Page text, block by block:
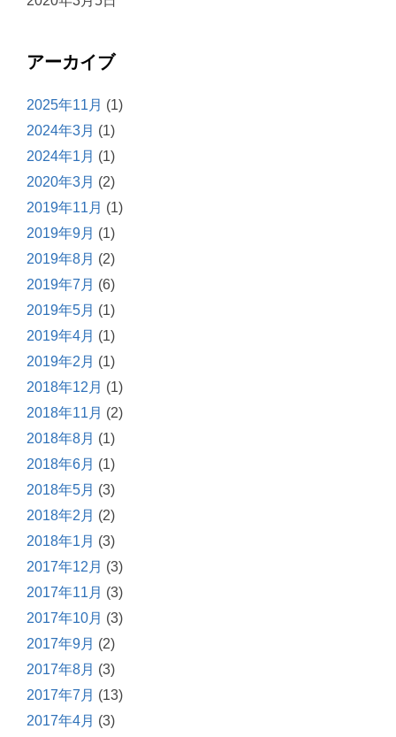
アーカイブ
2025年11月 (1)
2024年3月 (1)
2024年1月 (1)
2020年3月 (2)
2019年11月 (1)
2019年9月 (1)
2019年8月 (2)
2019年7月 (6)
2019年5月 (1)
2019年4月 (1)
2019年2月 (1)
2018年12月 (1)
2018年11月 (2)
2018年8月 (1)
2018年6月 (1)
2018年5月 (3)
2018年2月 (2)
2018年1月 (3)
2017年12月 (3)
2017年11月 (3)
2017年10月 (3)
2017年9月 (2)
2017年8月 (3)
2017年7月 (13)
2017年4月 (3)